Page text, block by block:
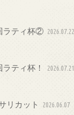
ラティ杯② 2026.07.22
ティ杯！ 2026.07.21
リカット 2026.06.07